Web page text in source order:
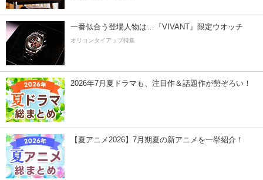
一番似合う登場人物は…『VIVANT』限定ウオッチ
オリコンタイアップ特集
2026年7月夏ドラマも、注目作＆話題作が勢ぞろい！
【夏アニメ2026】7月期夏の新アニメを一挙紹介！